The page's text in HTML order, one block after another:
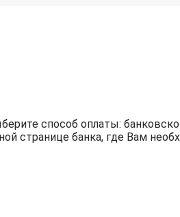
способ оплаты:
странице банка, где Вам